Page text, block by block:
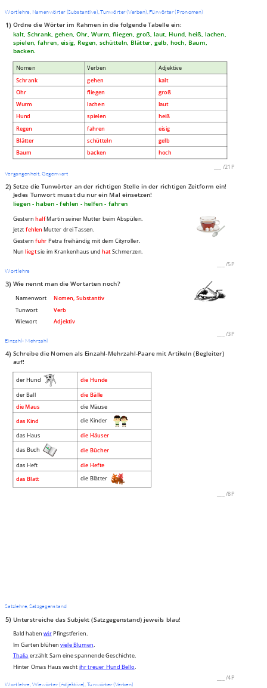
Wortlehre, Namenwörter (Substantive), Tunwörter (Verben), Fürwörter (Pronomen)
1) Ordne die Wörter im Rahmen in die folgende Tabelle ein:
kalt, Schrank, gehen, Ohr, Wurm, fliegen, groß, laut, Hund, heiß, lachen,
spielen, fahren, eisig, Regen, schütteln, Blätter, gelb, hoch, Baum,
backen.
Nomen Verben
Adjektive
Schrank
gehen
kalt
Ohr
fliegen
groß
Wurm
lachen
laut
Hund
spielen
heiß
Regen
fahren
eisig
Blätter
schütteln
gelb
Baum
backen hoch
/21P
Vergangenheit, Gegenwart
2) Setze die Tunwörter an der richtigen Stelle in der richtigen Zeitform ein!
Jedes Tunwort musst du nur ein Mal einsetzen!
liegen - haben - fehlen - helfen - fahren
GesternhalfMartin seiner Mutter beim Abspülen.
Jetztfehlen Mutter drei Tassen.
Gesternfuhr Petra freihändig mit dem Cityroller.
Nunliegtsie im Krankenhaus undhatSchmerzen.
/5P
Wortlehre
3) Wie nennt man die Wortarten noch?
Namenwort
Nomen, Substantiv
Tunwort
Verb
Wiewort
Adjektiv
/3P
Einzahl- Mehrzahl
4) Schreibe die Nomen als Einzahl-Mehrzahl-Paare mit Artikeln (Begleiter)
auf!
der Hund
die Hunde
der Ball
die Bälle
die Maus
die Mäuse
das Kind
die Kinder
das Haus
die Häuser
das Buch
die Bücher
das Heft
die Hefte
das Blatt
die Blätter
/8P
Satzlehre, Satzgegenstand
5) Unterstreiche das Subjekt (Satzgegenstand) jeweils blau!
Bald habenwirPfingstferien.
Im Garten blühenviele Blumen
Thalia erzählt Sam eine spannende Geschichte.
Hinter Omas Haus wacht ihr treuer Hund Bello
/4P
Wortlehre, Wiewörter (Adjektive), Tunwörter (Verben)